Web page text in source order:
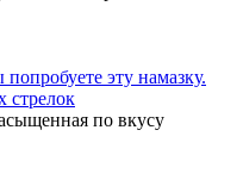
эту намазку.
стрелок
по вкусу